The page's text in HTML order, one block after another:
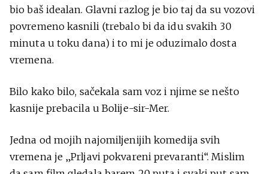
bio baš idealan. Glavni razlog je bio taj da su vozovi
povremeno kasnili (trebalo bi da idu svakih 30
minuta u toku dana) i to mi je oduzimalo dosta
vremena.
Bilo kako bilo, sačekala sam voz i njime se nešto
kasnije prebacila u Bolije-sir-Mer.
Jedna od mojih najomiljenijih komedija svih
vremena je „Prljavi pokvareni prevaranti“. Mislim